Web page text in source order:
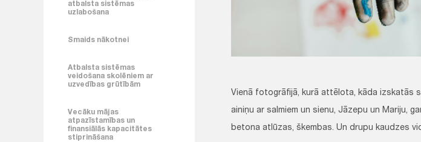
atbalsta sistēmas
uzlabošana
Smaids nākotnei
Atbalsta sistēmas
veidošana skolēniem ar
uzvedības grūtībām
Vecāku mājas
atpazīstamības un
finansiālās kapacitātes
stiprināšana
Vienā fotogrāfijā, kurā attēlota, kāda izskatās
ainiņu ar salmiem un sienu, Jāzepu un Mariju,
betona atlūzas, škembas. Un drupu kaudzes